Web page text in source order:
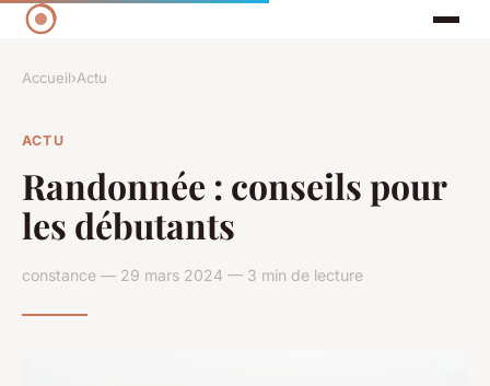
Accueil›Actu
ACTU
Randonnée : conseils pour
les débutants
constance — 29 mars 2024 — 3 min de lecture